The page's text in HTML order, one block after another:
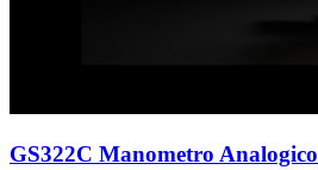
GS322C Manometro Analogico